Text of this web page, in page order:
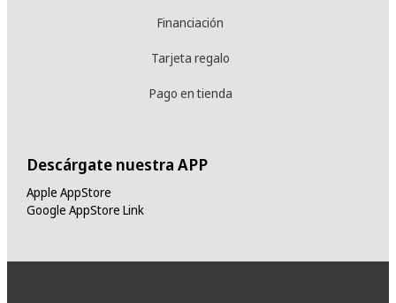
Financiación
Tarjeta regalo
Pago en tienda
Descárgate nuestra APP
Apple AppStore
Google AppStore Link